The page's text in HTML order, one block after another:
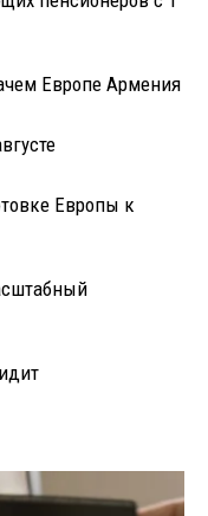
Европе Армения
Европы к